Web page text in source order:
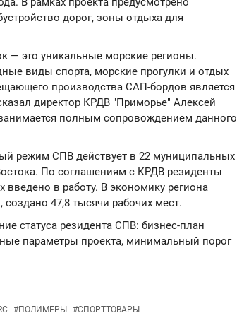
дорог, зоны отдыха для
— это уникальные морские регионы.
виды спорта, морские прогулки и отдых
производства САП-бордов является
директор КРДВ "Приморье" Алексей
полным сопровождением данного
режим СПВ действует в 22 муниципальных
По соглашениям с КРДВ резиденты
введено в работу. В экономику региона
47,8 тысячи рабочих мест.
статуса резидента СПВ: бизнес-план
параметры проекта, минимальный порог
#ПОЛИМЕРЫ #СПОРТТОВАРЫ